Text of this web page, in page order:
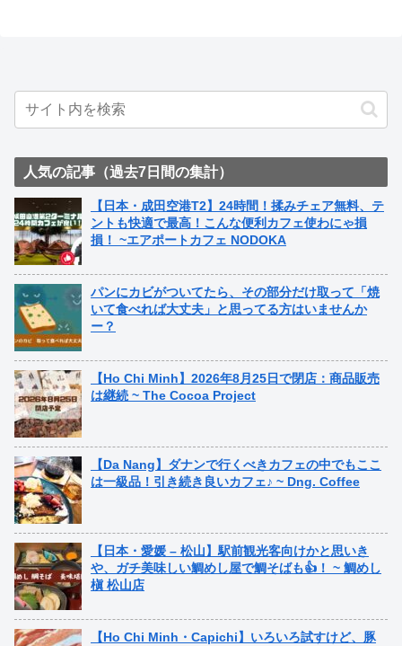
人気の記事（過去7日間の集計）
【日本・成田空港T2】24時間！揉みチェア無料、テ
ントも快適で最高！こんな便利カフェ使わにゃ損
損！ ~エアポートカフェ NODOKA
パンにカビがついてたら、その部分だけ取って「焼
いて食べれば大丈夫」と思ってる方はいませんか
ー？
【Ho Chi Minh】2026年8月25日で閉店：商品販売
は継続 ~ The Cocoa Project
【Da Nang】ダナンで行くべきカフェの中でもここ
は一級品！引き続き良いカフェ♪ ~ Dng. Coffee
【日本・愛媛 – 松山】駅前観光客向けかと思いき
や、ガチ美味しい鯛めし屋で鯛そばも👍！ ~ 鯛めし
槇 松山店
【Ho Chi Minh・Capichi】いろいろ試すけど、豚